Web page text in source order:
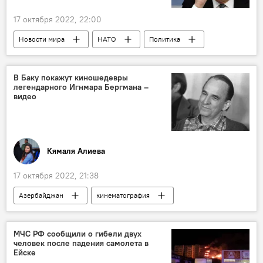
17 октября 2022, 22:00
Новости мира НАТО
Политика
Европа
Италия Греция
В Баку покажут киношедевры
легендарного Игнмара Бергмана –
видео
Кямаля Алиева
17 октября 2022, 21:38
Азербайджан
кинематография
Швеция
Ингмар Бергман показ
МЧС РФ сообщили о гибели двух
человек после падения самолета в
Ейске